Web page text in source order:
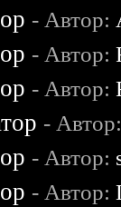
- Автор:
- Автор:
- Автор:
-
- Автор:
- Автор: